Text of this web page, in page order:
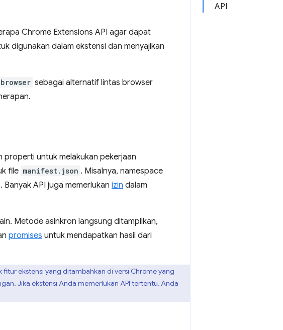
API
Chrome Extensions API agar dapat
digunakan dalam ekstensi dan menyajikan
browser sebagai alternatif lintas browser
properti untuk melakukan pekerjaan
file manifest.json . Misalnya, namespace
Banyak API juga memerlukan izin dalam
Metode asinkron langsung ditampilkan,
promises untuk mendapatkan hasil dari
ekstensi yang ditambahkan di versi Chrome yang
Jika ekstensi Anda memerlukan API tertentu, Anda